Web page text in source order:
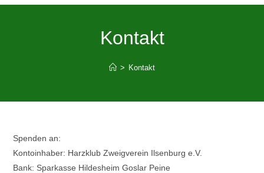
Kontakt
> Kontakt
Spenden an:
Kontoinhaber: Harzklub Zweigverein Ilsenburg e.V.
Bank: Sparkasse Hildesheim Goslar Peine